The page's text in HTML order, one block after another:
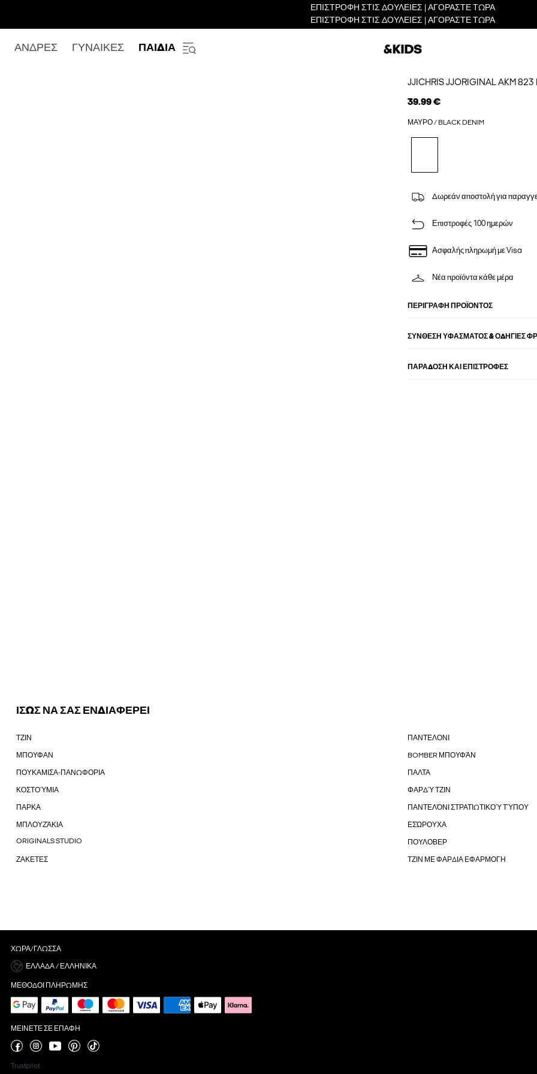
ΕΠΙΣΤΡΟΦΗ ΣΤΙΣ ΔΟΥΛΕΙΕΣ | ΑΓΟΡΑΣΤΕ ΤΩΡΑ
ΕΠΙΣΤΡΟΦΗ ΣΤΙΣ ΔΟΥΛΕΙΕΣ | ΑΓΟΡΑΣΤΕ ΤΩΡΑ
ΑΝΔΡΕΣ ΓΥΝΑΙΚΕΣ ΠΑΙΔΙΑ
JJICHRIS JJORIGINAL AKM
39.99 €
ΜΑΎΡΟ / BLACK DENIM
Δωρεάν αποστολή για
Επιστροφές 100 ημερών
Ασφαλής πληρωμή με Visa
Νέα προϊόντα κάθε μέρα
ΠΕΡΙΓΡΑΦΉ ΠΡΟΪΌΝΤΟΣ
ΣΎΝΘΕΣΗ ΥΦΆΣΜΑΤΟΣ & ΟΔΗΓΊΕΣ
ΠΑΡΑΔΟΣΗ ΚΑΙ ΕΠΙΣΤΡΟΦΕΣ
ΙΣΩΣ ΝΑ ΣΑΣ ΕΝΔΙΑΦΕΡΕΙ
ΤΖΙΝ ΠΑΝΤΕΛΟΝΙ
ΜΠΟΥΦΑΝ BOMBER ΜΠΟΥΦΆΝ
ΠΟΥΚΑΜΙΣΑ-ΠΑΝΩΦΟΡΙΑ ΠΑΛΤΑ
ΚΟΣΤΟΎΜΙΑ ΦΑΡΔΎ ΤΖΙΝ
ΠΑΡΚΑ ΠΑΝΤΕΛΌΝΙ ΣΤΡΑΤΙΩΤΙΚΟΎ ΤΎΠΟΥ
ΜΠΛΟΥΖΆΚΙΑ ΕΣΏΡΟΥΧΑ
ORIGINALS STUDIO ΠΟΥΛΟΒΕΡ
ΖΑΚΕΤΕΣ ΤΖΙΝ ΜΕ ΦΑΡΔΙΑ ΕΦΑΡΜΟΓΗ
ΧΏΡΑ/ΓΛΏΣΣΑ
ΕΛΛΆΔΑ / ΕΛΛΗΝΙΚΆ
ΜΈΘΟΔΟΙ ΠΛΗΡΩΜΉΣ
ΜΕΊΝΕΤΕ ΣΕ ΕΠΑΦΉ
Trustpilot